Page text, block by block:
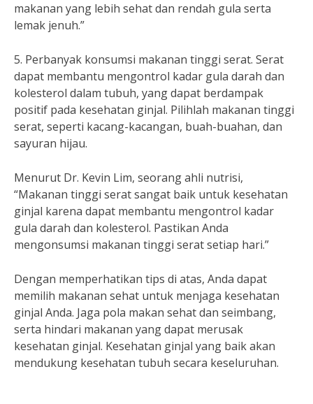
makanan yang lebih sehat dan rendah gula serta
lemak jenuh.”
5. Perbanyak konsumsi makanan tinggi serat. Serat
dapat membantu mengontrol kadar gula darah dan
kolesterol dalam tubuh, yang dapat berdampak
positif pada kesehatan ginjal. Pilihlah makanan tinggi
serat, seperti kacang-kacangan, buah-buahan, dan
sayuran hijau.
Menurut Dr. Kevin Lim, seorang ahli nutrisi,
“Makanan tinggi serat sangat baik untuk kesehatan
ginjal karena dapat membantu mengontrol kadar
gula darah dan kolesterol. Pastikan Anda
mengonsumsi makanan tinggi serat setiap hari.”
Dengan memperhatikan tips di atas, Anda dapat
memilih makanan sehat untuk menjaga kesehatan
ginjal Anda. Jaga pola makan sehat dan seimbang,
serta hindari makanan yang dapat merusak
kesehatan ginjal. Kesehatan ginjal yang baik akan
mendukung kesehatan tubuh secara keseluruhan.